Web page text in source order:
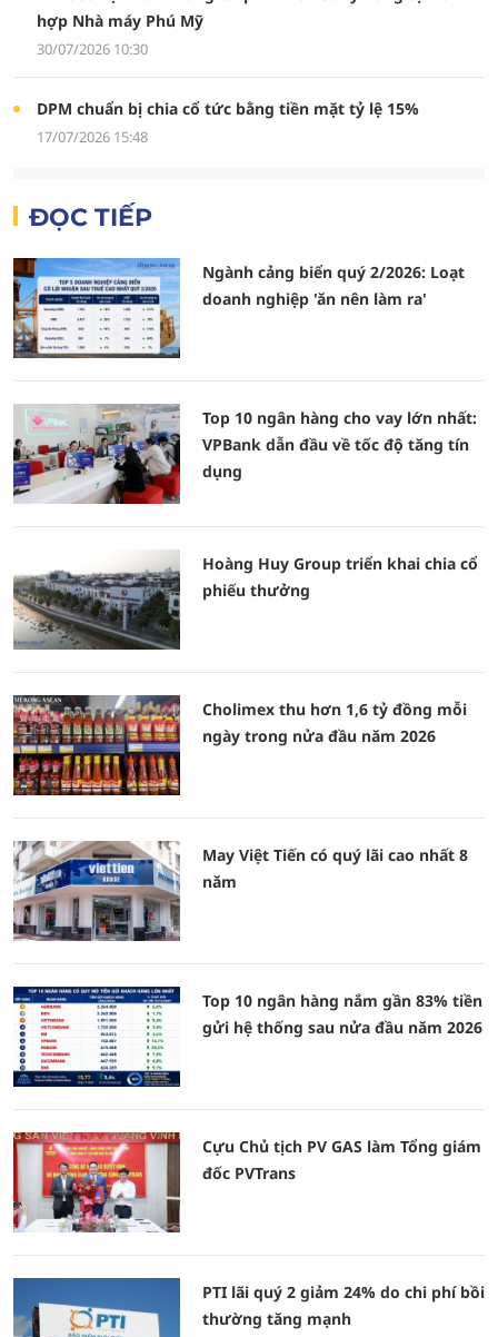
hợp Nhà máy Phú Mỹ
30/07/2026 10:30
DPM chuẩn bị chia cổ tức bằng tiền mặt tỷ lệ 15%
17/07/2026 15:48
ĐỌC TIẾP
Ngành cảng biển quý 2/2026: Loạt
doanh nghiệp 'ăn nên làm ra'
Top 10 ngân hàng cho vay lớn nhất:
VPBank dẫn đầu về tốc độ tăng tín
dụng
Hoàng Huy Group triển khai chia cổ
phiếu thưởng
Cholimex thu hơn 1,6 tỷ đồng mỗi
ngày trong nửa đầu năm 2026
May Việt Tiến có quý lãi cao nhất 8
năm
Top 10 ngân hàng nắm gần 83% tiền
gửi hệ thống sau nửa đầu năm 2026
Cựu Chủ tịch PV GAS làm Tổng giám
đốc PVTrans
PTI lãi quý 2 giảm 24% do chi phí bồi
thường tăng mạnh